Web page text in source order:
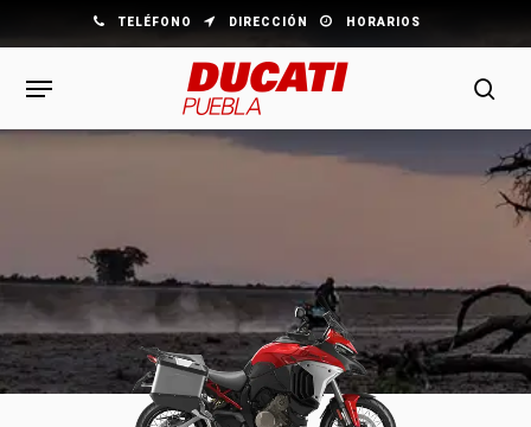
TELÉFONO DIRECCIÓN HORARIOS
to
mainNavegación